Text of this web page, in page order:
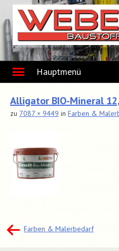
content
Hauptmenü
Alligator BIO-Mineral
zu 7087 × 9449 in Farben &
Beitragsnavigation
Farben & Malerbedarf